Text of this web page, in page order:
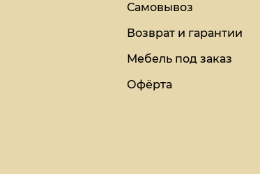
Самовывоз
Возврат и гарантии
Мебель под заказ
Офёрта